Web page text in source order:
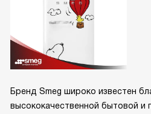
Бренд Smeg широко известен
высококачественной бытовой и